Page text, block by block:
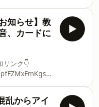
性にまつわる
デンティティへ
きになった経験
を率直に語っ
答えを出すの
ような葛藤を
分自身を取り戻
伺います。ま
に対して、家
知らせ】教
、カードに
リンク👇
て本音で話す
しれません。
乱からアイ